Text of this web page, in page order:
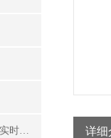
在线总磷测定仪/总磷变送器/实时总磷监测仪 详细